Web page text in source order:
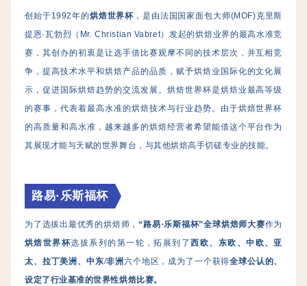
创始于1992年的烘焙世界杯 ，是由法国国家面包大师(MOF)克里斯
提恩·瓦勃烈（Mr. Christian Vabret）发起的烘焙业界的最高水准竞
赛，其创办的初衷是让选手借比赛观摩不同的技术层次，并互相竞
争，提高技术水平和烘焙产品的品质，赋予烘焙业国际化的文化展
示，促进国际烘焙趋势的交流发展。烘焙世界杯是烘焙业最高等级
的赛事，代表着最高水准的烘焙技术与行业趋势。由于烘焙世界杯
的高质量和高水准，越来越多的烘焙经营者希望能借这个平台作为
其展现才能与天赋的世界舞台，与其他烘焙高手切磋专业的技能。
路易·乐斯福杯
为了选拔出最优秀的烘焙师，“路易·乐斯福杯”全球烘焙师大赛作为
烘焙世界杯选拔系列的第一轮，拓展到了西欧、东欧、中欧、亚
太、拉丁美洲、中东/非洲六个地区，成为了一个获得全球公认的、
设定了行业基准的世界性烘焙比赛。